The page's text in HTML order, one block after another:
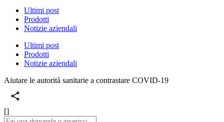
Ultimi post
Prodotti
Notizie aziendali
Ultimi post
Prodotti
Notizie aziendali
Aiutare le autorità sanitarie a contrastare COVID-19
[]